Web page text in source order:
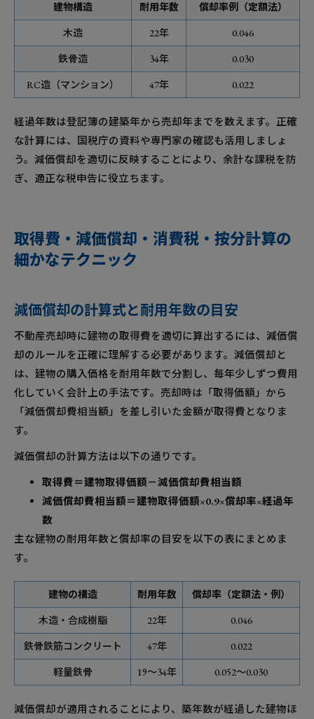
建物構造 耐用年数 償却率例（定額法）
木造 22年 0.046
鉄骨造 34年 0.030
RC造（マンション） 47年 0.022
経過年数は登記簿の建築年から売却年までを数えます。正確
な計算には、国税庁の資料や専門家の確認も活用しましょ
う。減価償却を適切に反映することにより、余計な課税を防
ぎ、適正な税申告に役立ちます。
取得費・減価償却・消費税・按分計算の
細かなテクニック
減価償却の計算式と耐用年数の目安
不動産売却時に建物の取得費を適切に算出するには、減価償
却のルールを正確に理解する必要があります。減価償却と
は、建物の購入価格を耐用年数で分割し、毎年少しずつ費用
化していく会計上の手法です。売却時は「取得価額」から
「減価償却費相当額」を差し引いた金額が取得費となりま
す。
減価償却の計算方法は以下の通りです。
取得費＝建物取得価額－減価償却費相当額
減価償却費相当額＝建物取得価額×0.9×償却率×経過年
数
主な建物の耐用年数と償却率の目安を以下の表にまとめま
す。
建物の構造 耐用年数 償却率（定額法・例）
木造・合成樹脂 22年 0.046
鉄骨鉄筋コンクリート 47年 0.022
軽量鉄骨 19～34年 0.052～0.030
減価償却が適用されることにより、築年数が経過した建物ほ